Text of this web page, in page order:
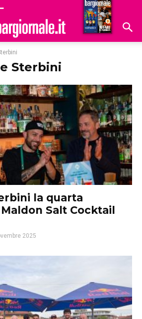
Hoteldomani
Sterbini
la quarta
Salt Cocktail
2025